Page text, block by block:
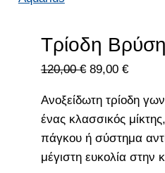
Τρίοδη
120,00€ Original
was:
120,00 €.
89,00 €Η
τιμή
είναι:
89,00
Ανοξείδωτη τρίοδη
ένας κλασσικός
πάγκου ή σύστημα
μέγιστη ευκολία